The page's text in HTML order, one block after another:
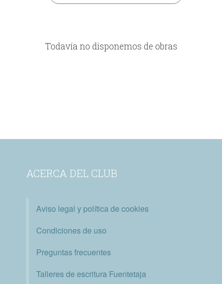
Todavía no disponemos de obras
ACERCA DEL CLUB
Aviso legal y política de cookies
Condiciones de uso
Preguntas frecuentes
Talleres de escritura Fuentetaja